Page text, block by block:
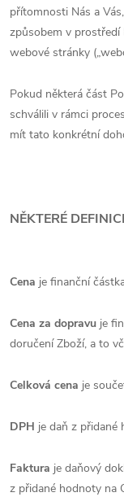
přítomnosti Nás a
způsobem v
webové stránky
Pokud některá část
schválili v rámci
mít tato konkrétní
NĚKTERÉ
Cena je finanční
Cena za dopravu je
doručení Zboží, a to
Celková cena je
DPH je daň z přidané
Faktura je daňový
z přidané hodnoty na